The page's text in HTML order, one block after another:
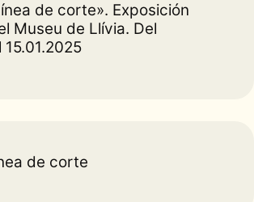
de corte». Exposición
Museu de Llívia. Del
de corte